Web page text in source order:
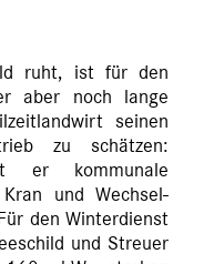
ruht, ist für den
aber noch lange
seinen
zu schätzen:
er kommunale
und Wechsel-
den Winterdienst
und Streuer